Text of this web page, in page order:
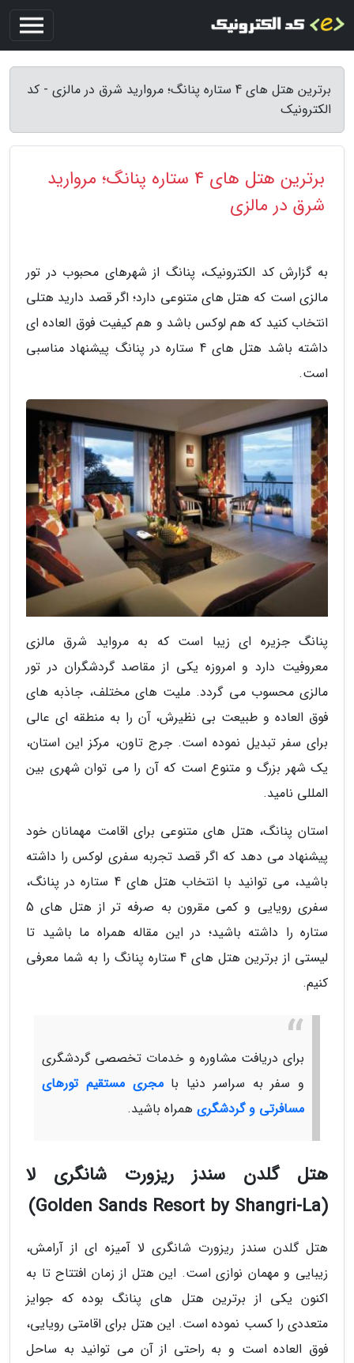
برترین هتل های 4 ستاره پنانگ؛ مروارید شرق در مالزی - کد
الکترونیک
برترین هتل های 4 ستاره پنانگ؛ مروارید
شرق در مالزی
به گزارش کد الکترونیک، پنانگ از شهرهای محبوب در تور
مالزی است که هتل های متنوعی دارد؛ اگر قصد دارید هتلی
انتخاب کنید که هم لوکس باشد و هم کیفیت فوق العاده ای
داشته باشد هتل های 4 ستاره در پنانگ پیشنهاد مناسبی
است.
پنانگ جزیره ای زیبا است که به مرواید شرق مالزی
معروفیت دارد و امروزه یکی از مقاصد گردشگران در تور
مالزی محسوب می گردد. ملیت های مختلف، جاذبه های
فوق العاده و طبیعت بی نظیرش، آن را به منطقه ای عالی
برای سفر تبدیل نموده است. جرج تاون، مرکز این استان،
یک شهر بزرگ و متنوع است که آن را می توان شهری بین
المللی نامید.
استان پنانگ، هتل های متنوعی برای اقامت مهمانان خود
پیشنهاد می دهد که اگر قصد تجربه سفری لوکس را داشته
باشید، می توانید با انتخاب هتل های 4 ستاره در پنانگ،
سفری رویایی و کمی مقرون به صرفه تر از هتل های 5
ستاره را داشته باشید؛ در این مقاله همراه ما باشید تا
لیستی از برترین هتل های 4 ستاره پنانگ را به شما معرفی
کنیم.
برای دریافت مشاوره و خدمات تخصصی گردشگری
و سفر به سراسر دنیا بامجری مستقیم تورهای
مسافرتی و گردشگری همراه باشید.
هتل گلدن سندز ریزورت شانگری لا
(Golden Sands Resort by Shangri-La)
هتل گلدن سندز ریزورت شانگری لا آمیزه ای از آرامش،
زیبایی و مهمان نوازی است. این هتل از زمان افتتاح تا به
اکنون یکی از برترین هتل های پنانگ بوده که جوایز
متعددی را کسب نموده است. این هتل برای اقامتی رویایی،
فوق العاده است و به راحتی از آن می توانید به ساحل